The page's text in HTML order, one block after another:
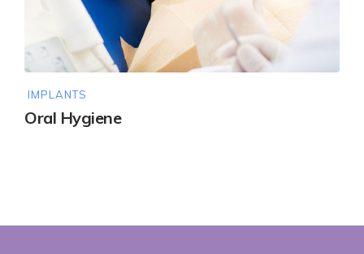
IMPLANTS
Oral Hygiene